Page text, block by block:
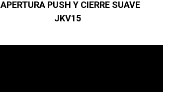
APERTURA PUSH Y CIERRE SUAVE
JKV15